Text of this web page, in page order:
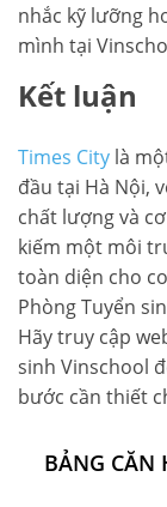
nhắc kỹ lưỡng
mình tại
Kết luận
Times City là
đầu tại Hà Nội,
chất lượng và
kiếm một môi
toàn diện cho
Phòng Tuyển
Hãy truy cập
sinh Vinschool
bước cần thiết
BẢNG CĂN